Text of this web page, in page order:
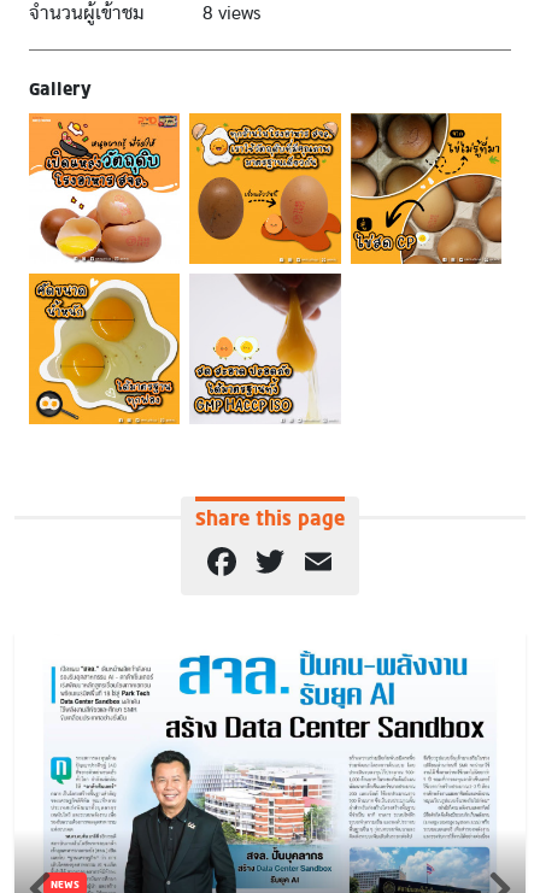
จำนวนผู้เข้าชม
8 views
Gallery
Share this page
Facebook
Twitter
NEWS